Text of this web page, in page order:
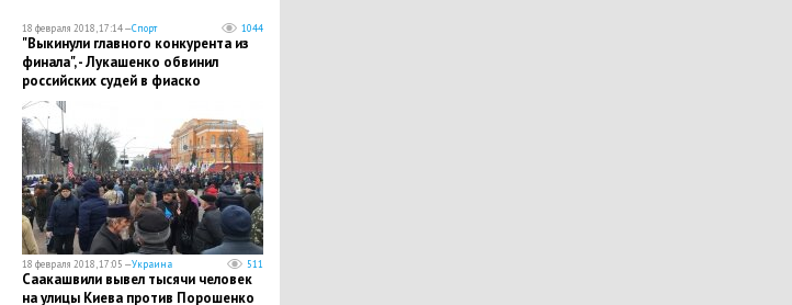
18 февраля 2018, 17:14 —Спорт 1044
"Выкинули главного конкурента из
финала", - Лукашенко обвинил
российских судей в фиаско
спортсмена из Белоруссии
18 февраля 2018, 17:05 —Украина 511
Саакашвили вывел тысячи человек
на улицы Киева против Порошенко